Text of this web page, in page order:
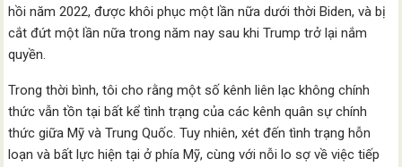
hồi năm 2022, được khôi phục một lần nữa dưới thời Biden, và bị
cắt đứt một lần nữa trong năm nay sau khi Trump trở lại nắm
quyền.
Trong thời bình, tôi cho rằng một số kênh liên lạc không chính
thức vẫn tồn tại bất kể tình trạng của các kênh quân sự chính
thức giữa Mỹ và Trung Quốc. Tuy nhiên, xét đến tình trạng hỗn
loạn và bất lực hiện tại ở phía Mỹ, cùng với nỗi lo sợ về việc tiếp